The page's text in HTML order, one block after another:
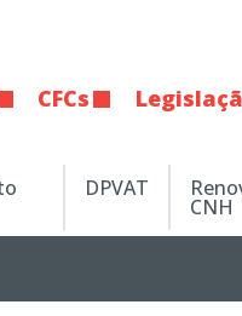
CFCs
DPVAT
CNH